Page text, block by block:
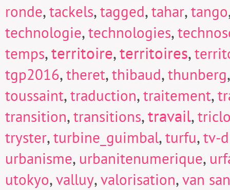
ronde,tackels,tagged,tahar,tango
technologie,technologies,
temps,territoire,territoires,
tgp2016,theret,thibaud,thunberg
toussaint,traduction,traitement,
transition,transitions,travail,
tryster,turbine_guimbal,turfu,tv-
urbanisme, urbanitenumerique,
utokyo,valluy,valorisation,van